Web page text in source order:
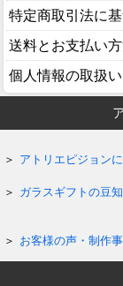
特定商取引法に
送料とお支払い
個人情報の取扱
アトリエピジョン
ガラスギフトの豆
お客様の声・制作